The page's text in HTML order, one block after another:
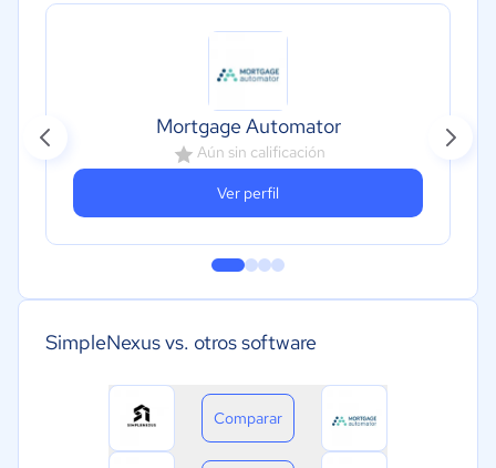
Mortgage Automator
Aún sin calificación
Ver perfil
SimpleNexus vs. otros software
Comparar